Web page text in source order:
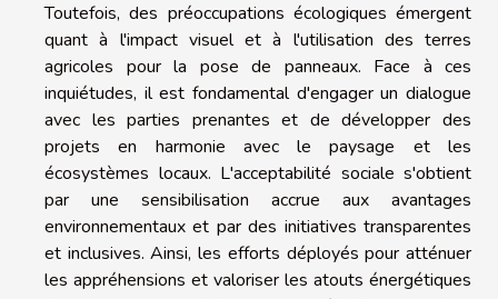
Toutefois, des préoccupations écologiques émergent
quant à l'impact visuel et à l'utilisation des terres
agricoles pour la pose de panneaux. Face à ces
inquiétudes, il est fondamental d'engager un dialogue
avec les parties prenantes et de développer des
projets en harmonie avec le paysage et les
écosystèmes locaux. L'acceptabilité sociale s'obtient
par une sensibilisation accrue aux avantages
environnementaux et par des initiatives transparentes
et inclusives. Ainsi, les efforts déployés pour atténuer
les appréhensions et valoriser les atouts énergétiques